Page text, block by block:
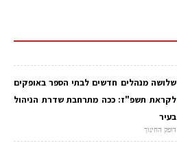
שלושה מנהלים חדשים לבתי הספר באופקים
לקראת תשפ"ז: ככה מתרחבת שדרת הניהול
בעיר
דופק החינוך